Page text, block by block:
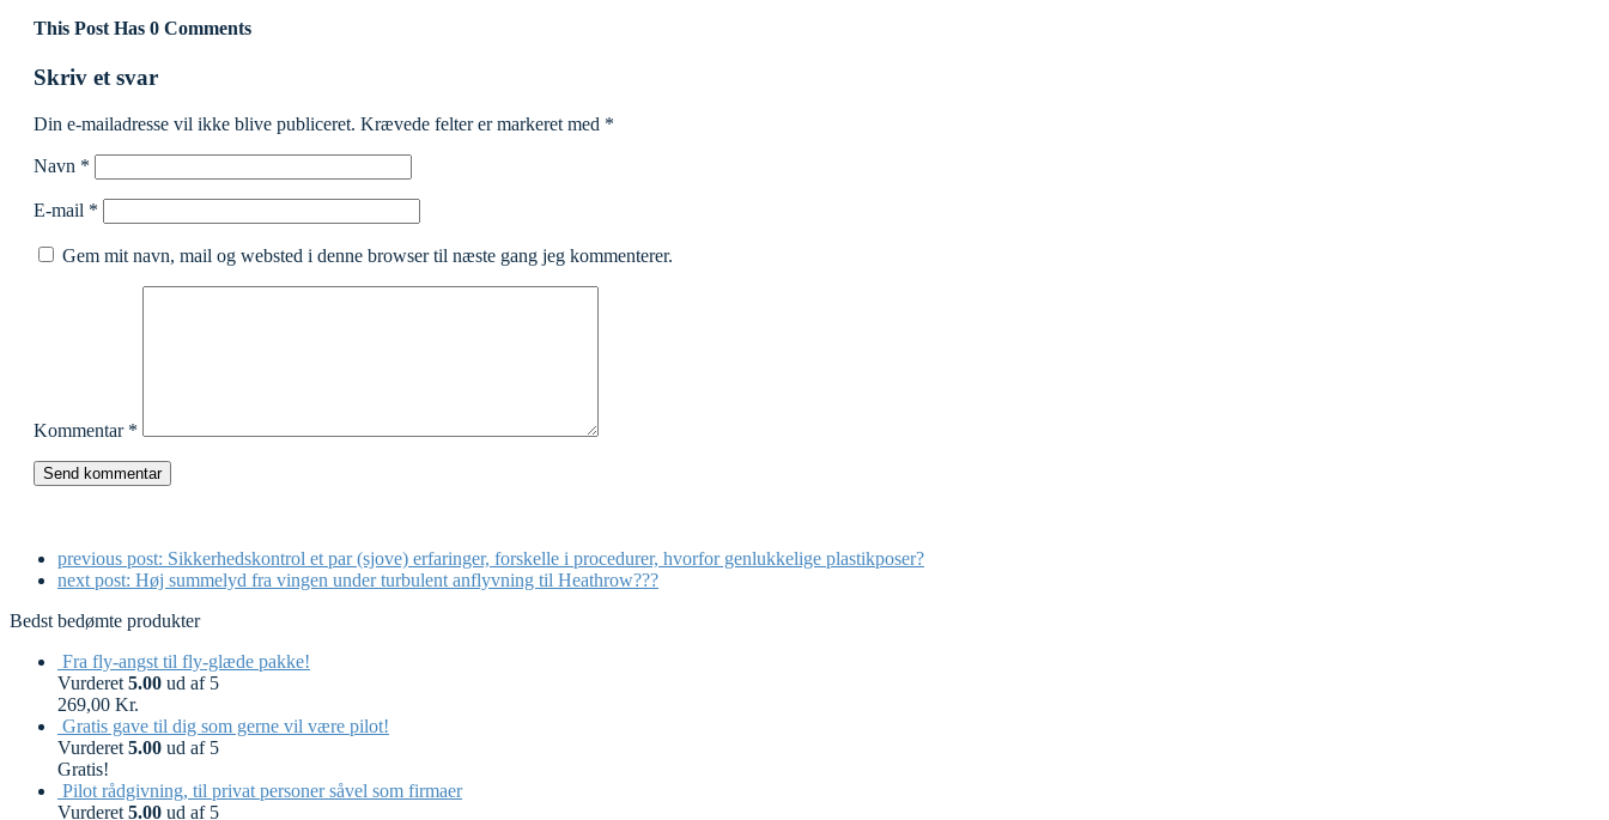
This Post Has 0 Comments
Skriv et svar
Din e-mailadresse vil ikke blive publiceret. Krævede felter er markeret med *
Navn *
E-mail *
Gem mit navn, mail og websted i denne browser til næste gang jeg kommenterer.
Kommentar *
previous post: Sikkerhedskontrol et par (sjove) erfaringer, forskelle i procedurer, hvorfor genlukkelige plastikposer?
next post: Høj summelyd fra vingen under turbulent anflyvning til Heathrow???
Bedst bedømte produkter
Fra fly-angst til fly-glæde pakke!
Vurderet 5.00 ud af 5
269,00 Kr.
Gratis gave til dig som gerne vil være pilot!
Vurderet 5.00 ud af 5
Gratis!
Pilot rådgivning, til privat personer såvel som firmaer
Vurderet 5.00 ud af 5